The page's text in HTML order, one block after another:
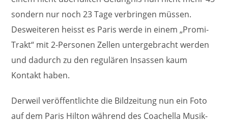
sondern nur noch 23 Tage verbringen müssen.
Desweiteren heisst es Paris werde in einem „Promi-
Trakt“ mit 2-Personen Zellen untergebracht werden
und dadurch zu den regulären Insassen kaum
Kontakt haben.
Derweil veröffentlichte die Bildzeitung nun ein Foto
auf dem Paris Hilton während des Coachella Musik-